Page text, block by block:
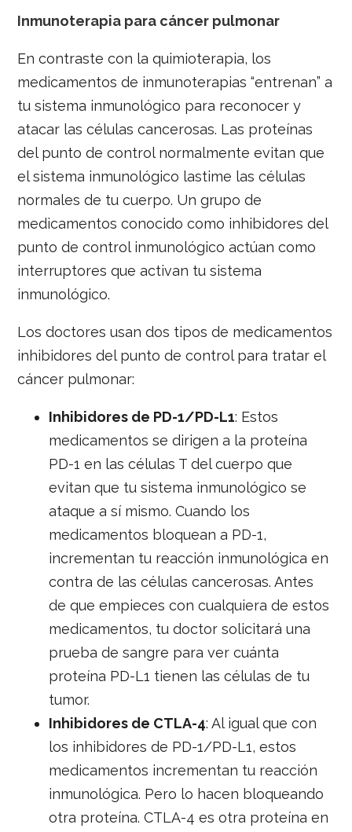
Inmunoterapia para cáncer pulmonar
En contraste con la quimioterapia, los
medicamentos de inmunoterapias “entrenan” a
tu sistema inmunológico para reconocer y
atacar las células cancerosas. Las proteínas
del punto de control normalmente evitan que
el sistema inmunológico lastime las células
normales de tu cuerpo. Un grupo de
medicamentos conocido como inhibidores del
punto de control inmunológico actúan como
interruptores que activan tu sistema
inmunológico.
Los doctores usan dos tipos de medicamentos
inhibidores del punto de control para tratar el
cáncer pulmonar:
Inhibidores de PD-1/PD-L1: Estos
medicamentos se dirigen a la proteína
PD-1 en las células T del cuerpo que
evitan que tu sistema inmunológico se
ataque a sí mismo. Cuando los
medicamentos bloquean a PD-1,
incrementan tu reacción inmunológica en
contra de las células cancerosas. Antes
de que empieces con cualquiera de estos
medicamentos, tu doctor solicitará una
prueba de sangre para ver cuánta
proteína PD-L1 tienen las células de tu
tumor.
Inhibidores de CTLA-4: Al igual que con
los inhibidores de PD-1/PD-L1, estos
medicamentos incrementan tu reacción
inmunológica. Pero lo hacen bloqueando
otra proteína. CTLA-4 es otra proteína en